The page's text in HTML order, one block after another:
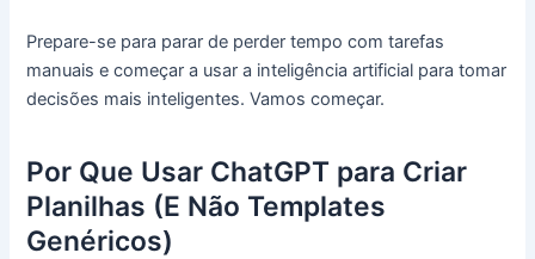
Prepare-se para parar de perder tempo com tarefas
manuais e começar a usar a inteligência artificial para tomar
decisões mais inteligentes. Vamos começar.
Por Que Usar ChatGPT para Criar
Planilhas (E Não Templates
Genéricos)